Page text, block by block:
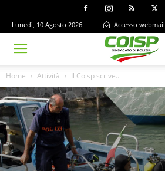
Lunedì, 10 Agosto 2026 Accesso webmail
Home Attività Il Coisp scrive..